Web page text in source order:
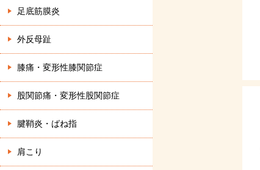
足底筋膜炎
外反母趾
膝痛・変形性膝関節症
股関節痛・変形性股関節症
腱鞘炎・ばね指
肩こり